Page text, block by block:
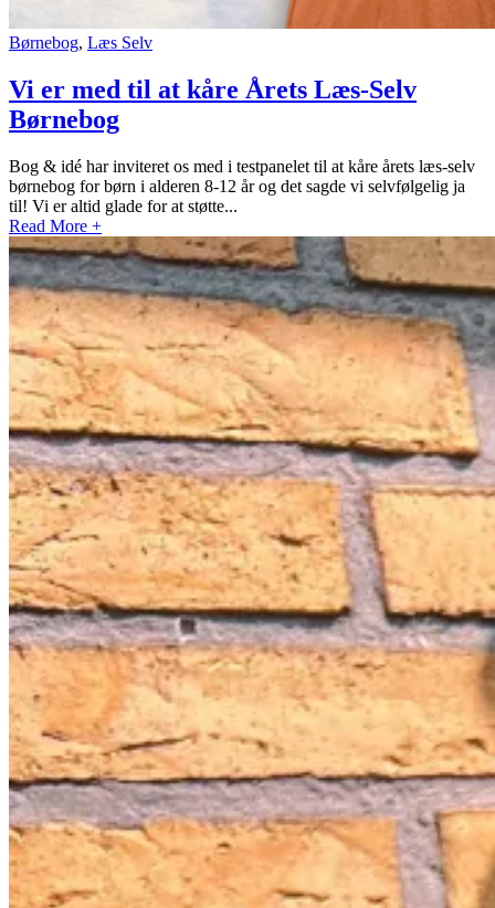
Børnebog, Læs Selv
Vi er med til at kåre Årets Læs-Selv
Børnebog
Bog & idé har inviteret os med i testpanelet til at kåre årets læs-selv
børnebog for børn i alderen 8-12 år og det sagde vi selvfølgelig ja
til! Vi er altid glade for at støtte...
Read More +